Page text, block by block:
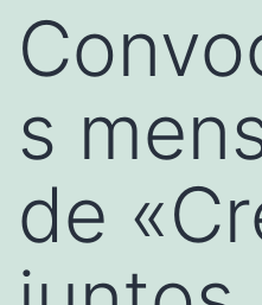
s
de